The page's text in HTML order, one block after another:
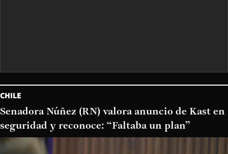
CHILE
Senadora Núñez (RN) valora anuncio de Kast en
seguridad y reconoce: “Faltaba un plan”